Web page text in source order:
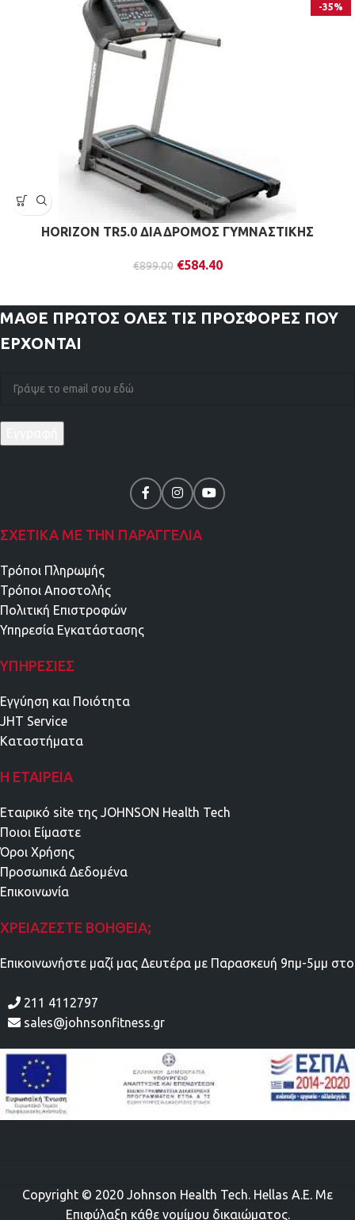
-35%
HORIZON TR5.0 ΔΙΑΔΡΟΜΟΣ ΓΥΜΝΑΣΤΙΚΗΣ
€899.00 €584.40
ΜΑΘΕ ΠΡΩΤΟΣ ΟΛΕΣ ΤΙΣ ΠΡΟΣΦΟΡΕΣ ΠΟΥ
ΕΡΧΟΝΤΑΙ
ΣΧΕΤΙΚΑ ΜΕ ΤΗΝ ΠΑΡΑΓΓΕΛΙΑ
Τρόποι Πληρωμής
Τρόποι Αποστολής
Πολιτική Επιστροφών
Υπηρεσία Εγκατάστασης
ΥΠΗΡΕΣΊΕΣ
Εγγύηση και Ποιότητα
JHT Service
Καταστήματα
Η ΕΤΑΙΡΕΊΑ
Εταιρικό site της JOHNSON Health Tech
Ποιοι Είμαστε
Όροι Χρήσης
Προσωπικά Δεδομένα
Επικοινωνία
ΧΡΕΙΆΖΕΣΤΕ ΒΟΉΘΕΙΑ;
Επικοινωνήστε μαζί μας Δευτέρα με Παρασκευή 9πμ-5μμ στο
211 4112797
sales@johnsonfitness.gr
Copyright © 2020 Johnson Health Tech. Hellas Α.Ε. Mε
Επιφύλαξη κάθε νομίμου δικαιώματος.